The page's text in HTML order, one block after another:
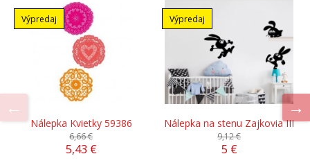
Výpredaj
Nálepka Kvietky 59386
6,66 €
5,43 €
Výpredaj
Nálepka na stenu Zajkovia III
9,12 €
5 €